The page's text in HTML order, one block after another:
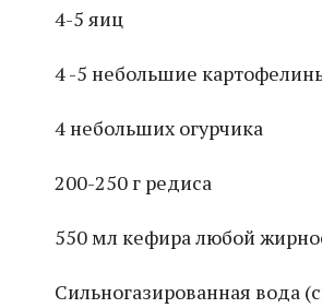
4-5 яиц
4 -5 небольшие
4 небольших огурчика
200-250 г редиса
550 мл кефира любой
Сильногазированная вода